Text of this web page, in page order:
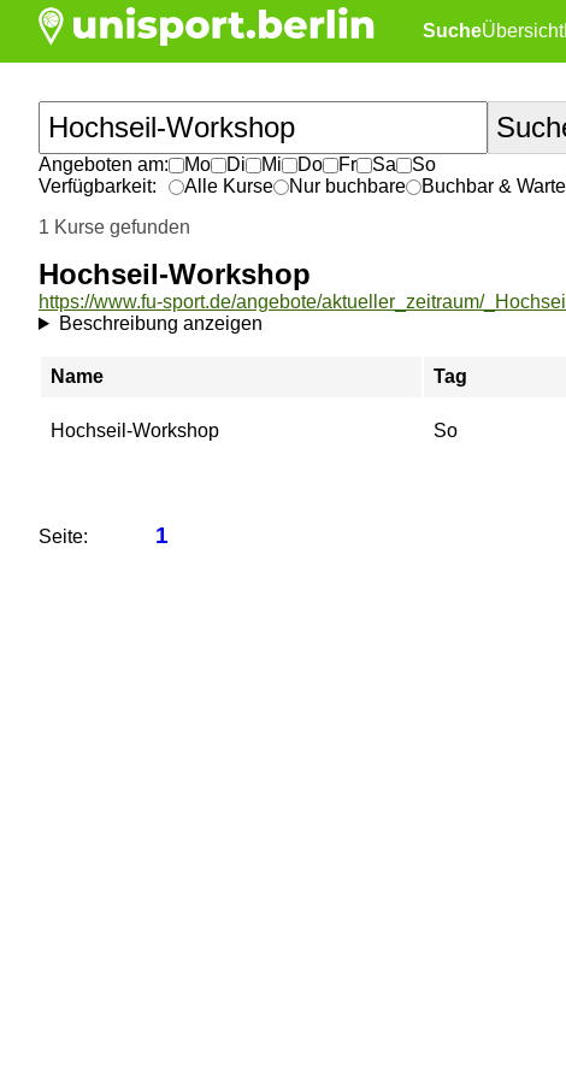
SucheÜbersicht
Angeboten am: Mo Di Mi Do Fr Sa
So
Verfügbarkeit:
Alle Kurse Nur buchbare
Buchbar &
1 Kurse gefunden
Hochseil-Workshop
Beschreibung anzeigen
Name Tag
Hochseil-Workshop So
Seite: 1